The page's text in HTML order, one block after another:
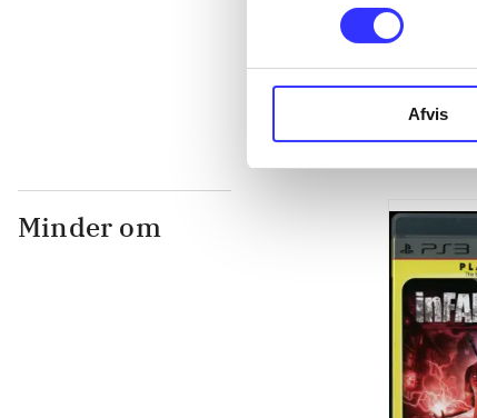
Afvis
Minder om